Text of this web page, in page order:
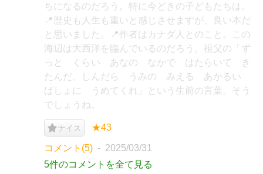
ちになるのだろう。特に今どきの子どもたちは。
📍歴史も人生も重いと感じさせますが、良い本だ
と思いました。📍作者はカナダ人とのこと。この
海辺は大西洋を臨んでいるのだろう。祖父の「ず
っと くらい あなの なかで はたらいて き
たんだ、しんだら うみの みえる あかるい
ばしょに うめてくれ」という生前の言葉。そう
でしょうね。
ナイス ★43
コメント(5)
2025/03/31
5件のコメントを全て見る